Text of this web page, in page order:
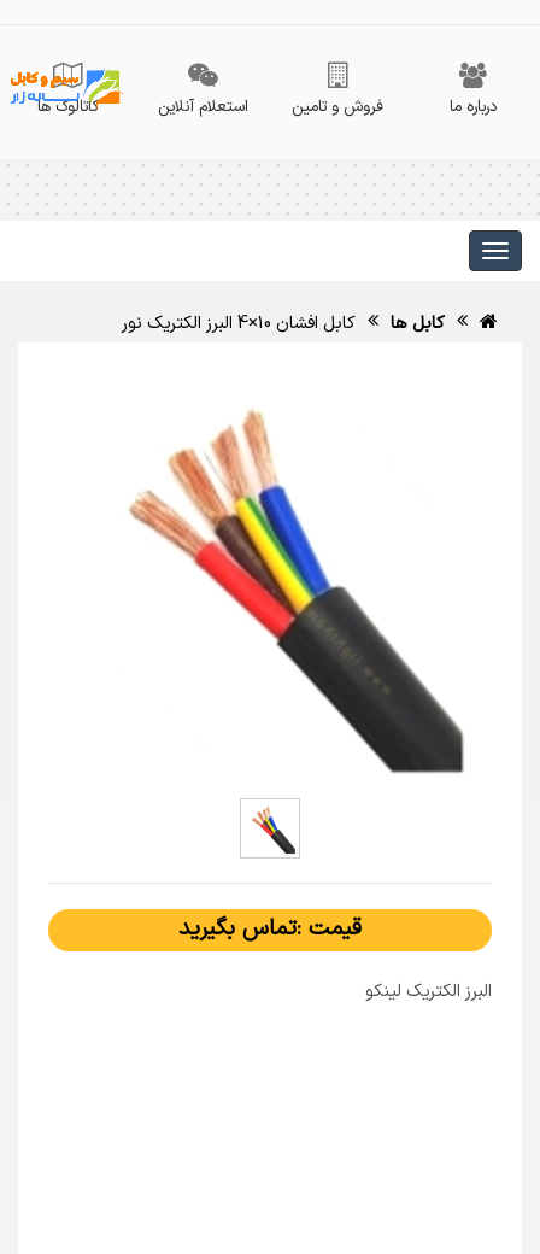
درباره ما فروش و تامین استعلام آنلاین کاتالوگ ها
کابل ها کابل افشان 10×4 البرز الکتریک نور
قیمت :تماس بگیرید
البرز الکتریک لینکو